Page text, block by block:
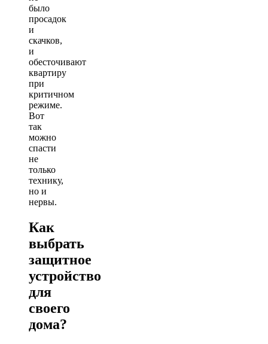
было
просадок
и
скачков,
и
обесточивают
квартиру
при
критичном
режиме.
Вот
так
можно
спасти
не
только
технику,
но и
нервы.
Как
выбрать
защитное
устройство
для
своего
дома?